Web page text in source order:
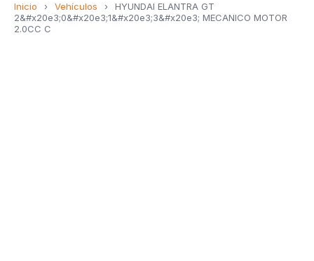
Inicio › Vehículos ›
HYUNDAI ELANTRA GT
2&#x20e3;0&#x20e3;1&#x20e3;3&#x20e3; MECANICO MOTOR
2.0CC C